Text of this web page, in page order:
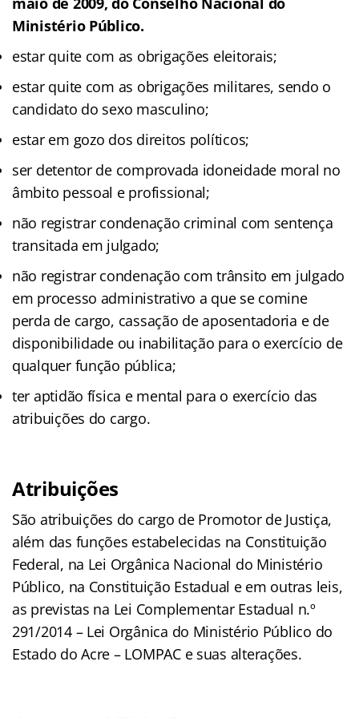
Ministério Público.
estar quite com as obrigações eleitorais;
estar quite com as obrigações militares, sendo o
candidato do sexo masculino;
estar em gozo dos direitos políticos;
ser detentor de comprovada idoneidade moral no
âmbito pessoal e profissional;
não registrar condenação criminal com sentença
transitada em julgado;
não registrar condenação com trânsito em julgado
em processo administrativo a que se comine
perda de cargo, cassação de aposentadoria e de
disponibilidade ou inabilitação para o exercício de
qualquer função pública;
ter aptidão física e mental para o exercício das
atribuições do cargo.
Atribuições
São atribuições do cargo de Promotor de Justiça,
além das funções estabelecidas na Constituição
Federal, na Lei Orgânica Nacional do Ministério
Público, na Constituição Estadual e em outras leis,
as previstas na Lei Complementar Estadual n.º
291/2014 – Lei Orgânica do Ministério Público do
Estado do Acre – LOMPAC e suas alterações.